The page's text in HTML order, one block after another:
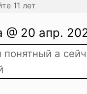
11 лет
@ 20 апр.
а